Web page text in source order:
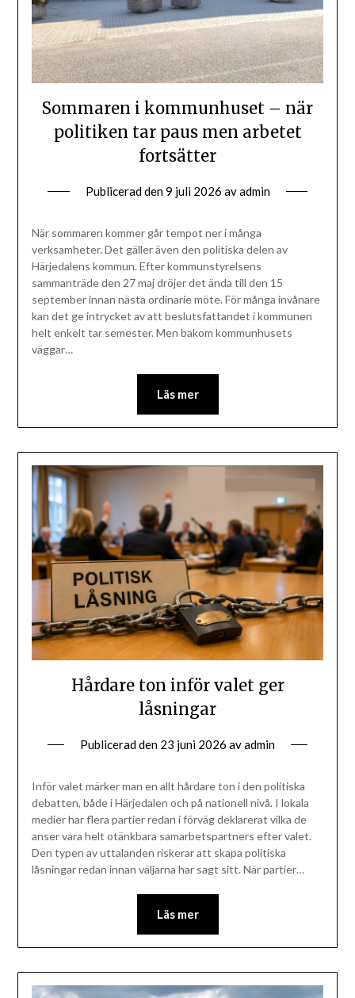
Sommaren i kommunhuset – när
politiken tar paus men arbetet
fortsätter
Publicerad den9 juli 2026 avadmin
När sommaren kommer går tempot ner i många
verksamheter. Det gäller även den politiska delen av
Härjedalens kommun. Efter kommunstyrelsens
sammanträde den 27 maj dröjer det ända till den 15
september innan nästa ordinarie möte. För många invånare
kan det ge intrycket av att beslutsfattandet i kommunen
helt enkelt tar semester. Men bakom kommunhusets
väggar…
Läs mer
Hårdare ton inför valet ger
låsningar
Publicerad den 23 juni 2026 avadmin
Inför valet märker man en allt hårdare ton i den politiska
debatten, både i Härjedalen och på nationell nivå. I lokala
medier har flera partier redan i förväg deklarerat vilka de
anser vara helt otänkbara samarbetspartners efter valet.
Den typen av uttalanden riskerar att skapa politiska
låsningar redan innan väljarna har sagt sitt. När partier…
Läs mer